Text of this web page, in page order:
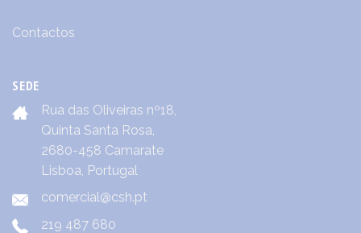
Contactos
SEDE
Rua das Oliveiras nº18,
Quinta Santa Rosa,
2680-458 Camarate
Lisboa, Portugal
comercial@csh.pt
219 487 680